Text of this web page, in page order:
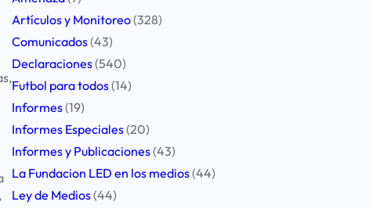
Artículos y Monitoreo(328)
Comunicados(43)
Declaraciones(540)
Futbol para todos(14)
Informes(19)
Informes Especiales(20)
Informes y Publicaciones(43)
La Fundacion LED en los medios(44)
Ley de Medios(44)